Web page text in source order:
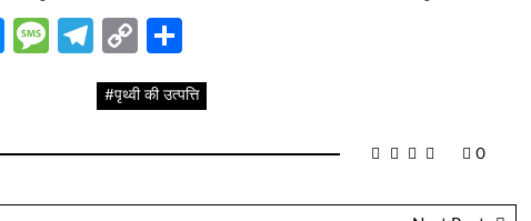
Messenger
Message
Telegram
Copy
#पृथ्वी की उत्पत्ति
0